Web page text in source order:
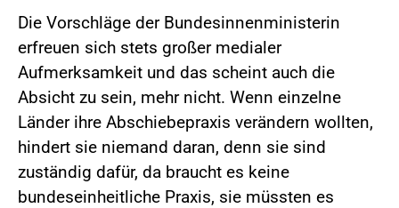
Die Vorschläge der Bundesinnenministerin
erfreuen sich stets großer medialer
Aufmerksamkeit und das scheint auch die
Absicht zu sein, mehr nicht. Wenn einzelne
Länder ihre Abschiebepraxis verändern wollten,
hindert sie niemand daran, denn sie sind
zuständig dafür, da braucht es keine
bundeseinheitliche Praxis, sie müssten es